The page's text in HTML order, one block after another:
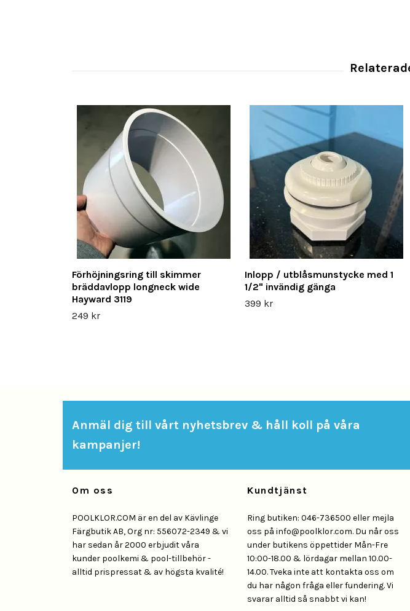
Förhöjningsring till skimmer
bräddavlopp longneck wide
Hayward 3119
249 kr
Inlopp / utblåsmunstycke med 1
1/2" invändig gänga
399 kr
Anmäl dig till vårt nyhetsbrev & håll koll på våra
kampanjer!
Om oss
POOLKLOR.COM är en del av Kävlinge
Färgbutik AB, Org nr: 556072-2349 & vi
har sedan år 2000 erbjudit våra
kunder poolkemi & pool-tillbehör -
alltid prispressat & av högsta kvalité!
Kundtjänst
Ring butiken: 046-736500 eller mejla
oss på info@poolklor.com. Du når oss
under butikens öppettider Mån-Fre
10:00-18.00 & lördagar mellan 10.00-
14.00. Tveka inte att kontakta oss om
du har någon fråga eller fundering. Vi
svarar alltid så snabbt vi kan!